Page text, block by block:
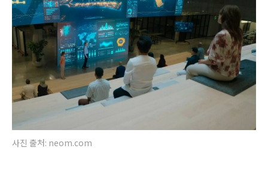
사진 출처: neom.com